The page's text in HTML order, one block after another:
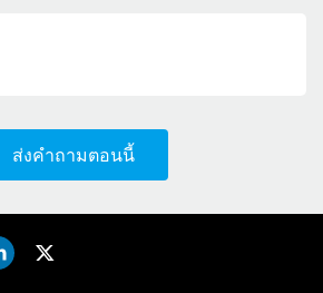
ส่งคำถามตอนนี้